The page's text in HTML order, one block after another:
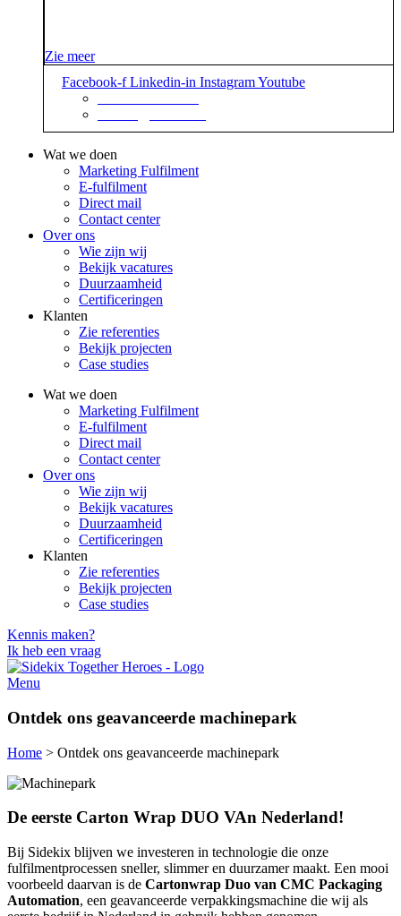
Zie meer
Facebook-f Linkedin-in InstagramYoutube
Wat we doen
Marketing Fulfilment
E-fulfilment
Direct mail
Contact center
Over ons
Wie zijn wij
Bekijk vacatures
Duurzaamheid
Certificeringen
Klanten
Zie referenties
Bekijk projecten
Case studies
Wat we doen
Marketing Fulfilment
E-fulfilment
Direct mail
Contact center
Over ons
Wie zijn wij
Bekijk vacatures
Duurzaamheid
Certificeringen
Klanten
Zie referenties
Bekijk projecten
Case studies
Kennis maken?
Ik heb een vraag
Menu
Ontdek ons geavanceerde machinepark
Home > Ontdek ons geavanceerde machinepark
De eerste Carton Wrap DUO VAn Nederland!
Bij Sidekix blijven we investeren in technologie die onze
fulfilmentprocessen sneller, slimmer en duurzamer maakt. Een mooi
voorbeeld daarvan is de Cartonwrap Duo van CMC Packaging
Automation, een geavanceerde verpakkingsmachine die wij als